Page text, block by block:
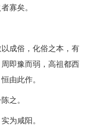
寡矣。
成俗，化俗之本，有
即豫而弱，高祖都西
由此作。
之。
为咸阳。